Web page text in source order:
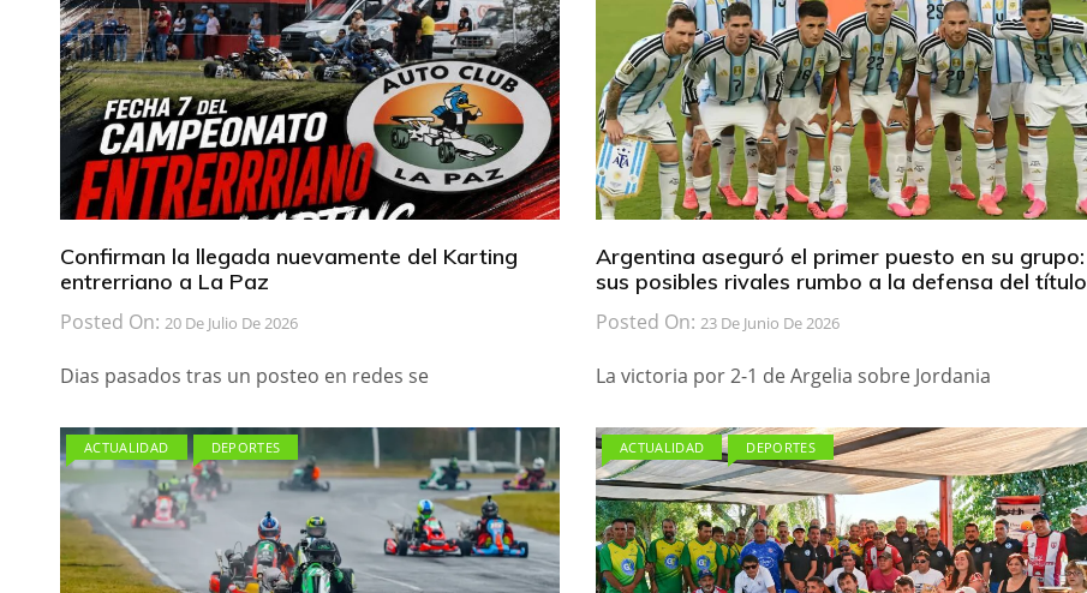
Confirman la llegada nuevamente del Karting
entrerriano a La Paz
Posted On: 20 De Julio De 2026
Dias pasados tras un posteo en redes se
Argentina aseguró el primer puesto en su grupo:
sus posibles rivales rumbo a la defensa del título
Posted On: 23 De Junio De 2026
La victoria por 2-1 de Argelia sobre Jordania
ACTUALIDAD DEPORTES ACTUALIDAD DEPORTES